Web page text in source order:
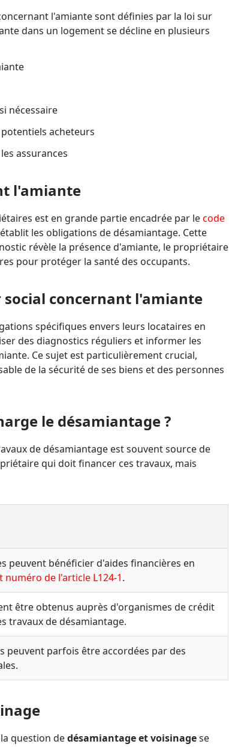
l'amiante sont définies par la loi sur
dans un logement se décline en plusieurs
nécessaire
acheteurs
assurances
l'amiante
est en grande partie encadrée par lecode
les obligations de désamiantage. Cette
révèle la présence d'amiante, le propriétaire
pour protéger la santé des occupants.
concernant l'amiante
spécifiques envers leurs locataires en
des diagnostics réguliers et informer les
Ce sujet est particulièrement crucial,
de la sécurité de ses biens et des personnes
le désamiantage ?
de désamiantage est souvent source de
qui doit financer ces travaux, mais
peuvent bénéficier d'aides financières en
numéro de l'article L124-1.
être obtenus auprès d'organismes de crédit
travaux de désamiantage.
peuvent parfois être accordées par des
question dedésamiantage et voisinagese